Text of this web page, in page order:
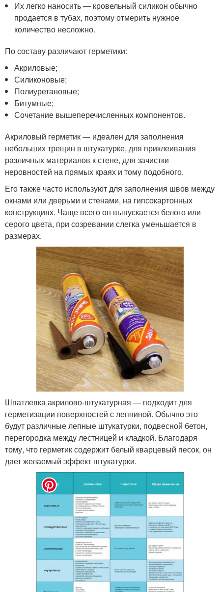
Их легко наносить — кровельный силикон обычно
продается в тубах, поэтому отмерить нужное
количество несложно.
По составу различают герметики:
Акриловые;
Силиконовые;
Полиуретановые;
Битумные;
Сочетание вышеперечисленных компонентов.
Акриловый герметик — идеален для заполнения
небольших трещин в штукатурке, для приклеивания
различных материалов к стене, для зачистки
неровностей на прямых краях и тому подобного.
Его также часто используют для заполнения швов между
окнами или дверьми и стенами, на гипсокартонных
конструкциях. Чаще всего он выпускается белого или
серого цвета, при созревании слегка уменьшается в
размерах.
Шпатлевка акрилово-штукатурная — подходит для
герметизации поверхностей с лепниной. Обычно это
будут различные лепные штукатурки, подвесной бетон,
перегородка между лестницей и кладкой. Благодаря
тому, что герметик содержит белый кварцевый песок, он
дает желаемый эффект штукатурки.